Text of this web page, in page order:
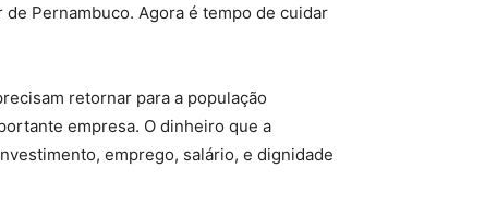
Pernambuco. Agora é tempo de cuidar
retornar para a população
empresa. O dinheiro que a
emprego, salário, e dignidade